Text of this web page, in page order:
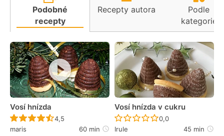
Podobné
recepty
Recepty autora
Podle
kategorie
Vosí hnízda
Recept ještě nebyl hodnocen
4,5
maris
60 min
Vosí hnízda v cukru
Recept ještě nebyl
0,0
Irule
45 min